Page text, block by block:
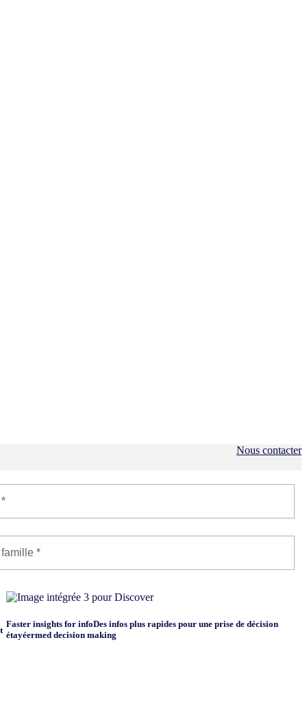
Nous contacter
Faster insights for infoDes infos plus rapides pour une prise de décision
étayéermed decision making